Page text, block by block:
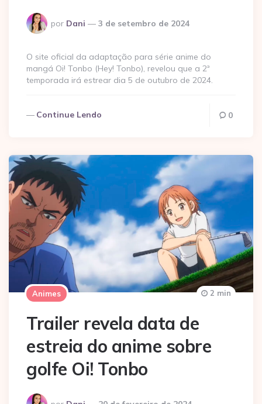
Postado
por
por Dani 3 de setembro de 2024
O site oficial da adaptação para série anime do
mangá Oi! Tonbo (Hey! Tonbo), revelou que a 2ª
temporada irá estrear dia 5 de outubro de 2024.
Continue Lendo 0
Animes
Trailer revela data de
estreia do anime sobre
golfe Oi! Tonbo
2 min